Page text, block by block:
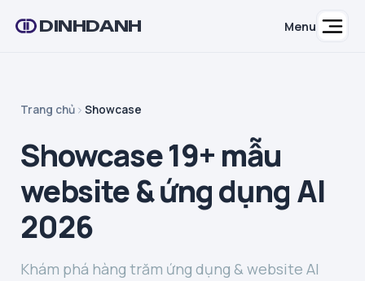
DINHDANH Menu
Trang chủ Showcase
Showcase 19+ mẫu
website & ứng dụng AI
2026
Khám phá hàng trăm ứng dụng & website AI